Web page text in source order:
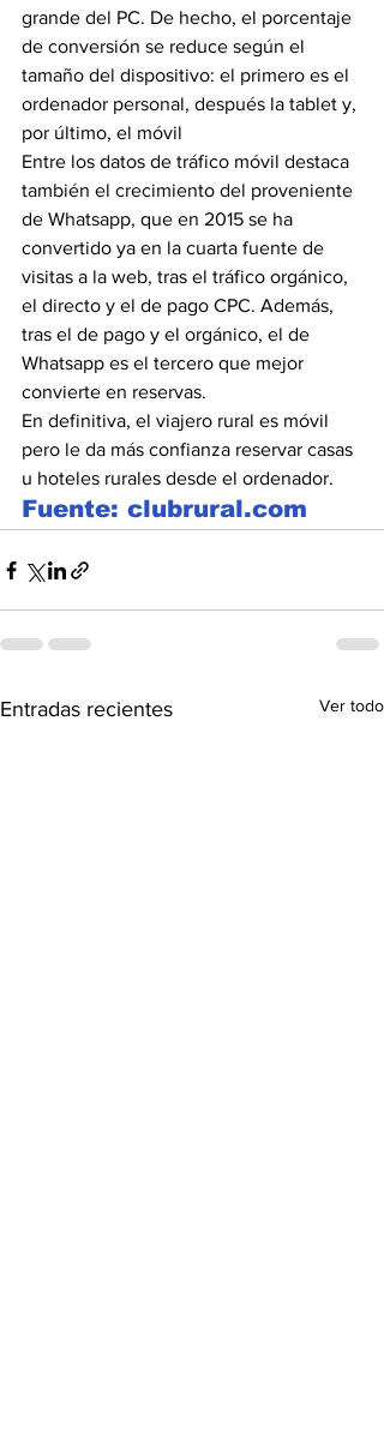
grande del PC. De hecho, el porcentaje
de conversión se reduce según el
tamaño del dispositivo: el primero es el
ordenador personal, después la tablet y,
por último, el móvil
Entre los datos de tráfico móvil destaca
también el crecimiento del proveniente
de Whatsapp, que en 2015 se ha
convertido ya en la cuarta fuente de
visitas a la web, tras el tráfico orgánico,
el directo y el de pago CPC. Además,
tras el de pago y el orgánico, el de
Whatsapp es el tercero que mejor
convierte en reservas.
En definitiva, el viajero rural es móvil
pero le da más confianza reservar casas
u hoteles rurales desde el ordenador.
Fuente: clubrural.com
Entradas recientes Ver todo